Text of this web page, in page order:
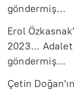
göndermiş...
Erol
2023... Adalet
göndermiş...
Çetin